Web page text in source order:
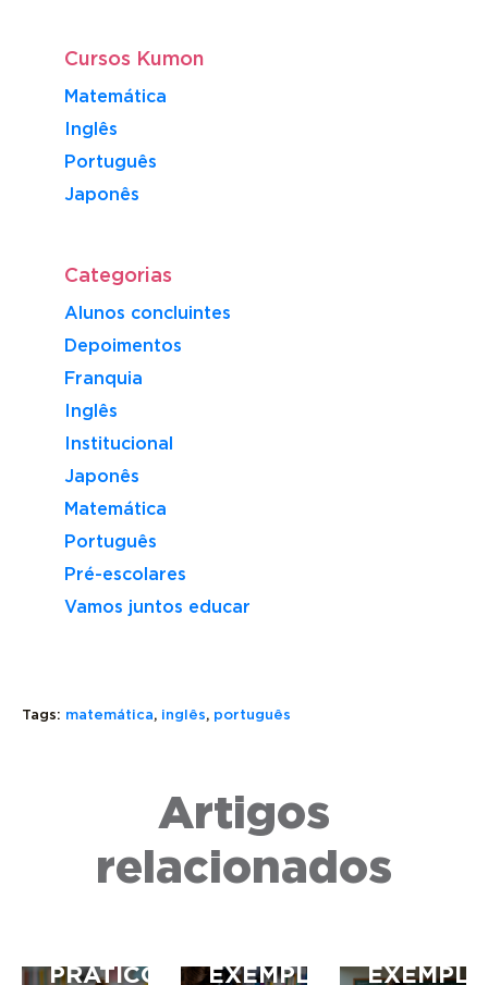
Cursos Kumon
Matemática
Inglês
Português
​Japonês
Categorias
Alunos concluintes
Depoimentos
Franquia
Inglês
Institucional
Japonês
Matemática
Português
Pré-escolares
Vamos juntos educar
Tags: matemática, inglês, português
Artigos
relacionados
REGÊNCIA
VERBAL?
PRÁTICOS
VERBOS
ABUNDANTES:
O
QUE
EXEMPLOS
O
QUE